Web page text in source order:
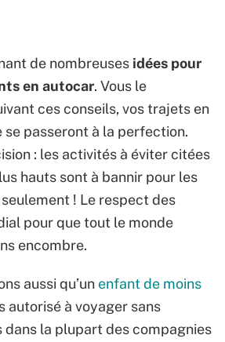
de nombreuses idées pour
en autocar. Vous le
ces conseils, vos trajets en
passeront à la perfection.
: les activités à éviter citées
hauts sont à bannir pour les
! Le respect des
pour que tout le monde
encombre.
aussi qu’un enfant de moins
autorisé à voyager sans
la plupart des compagnies